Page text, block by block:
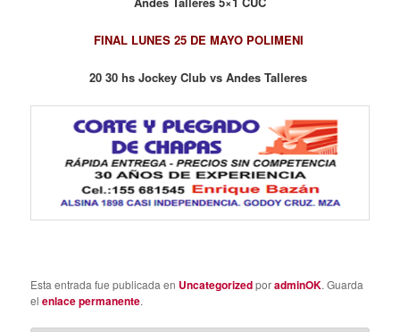
FINAL LUNES 25 DE MAYO POLIMENI
20 30 hs Jockey Club vs Andes Talleres
Esta entrada fue publicada en UncategorizedporadminOK. Guarda
elenlace permanente.